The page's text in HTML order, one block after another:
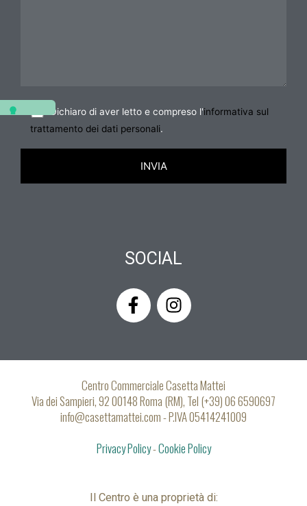
Dichiaro di aver letto e compreso l'informativa sul
trattamento dei dati personali.
SOCIAL
F
a
b
o
o
k
f
I
n
a
g
r
a
Centro Commerciale Casetta Mattei
Via dei Sampieri, 92 00148 Roma (RM), Tel (+39) 06 6590697
info@casettamattei.com - P.IVA 05414241009
Privacy Policy-Cookie Policy
Il Centro è una proprietà di: